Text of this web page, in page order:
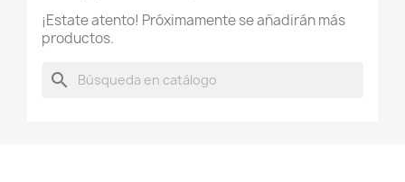
¡Estate atento! Próximamente se añadirán más
productos.
search